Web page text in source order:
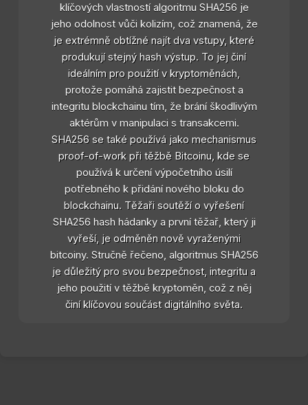
klíčových vlastností algoritmu SHA256 je
jeho odolnost vůči kolizím, což znamená, že
je extrémně obtížné najít dva vstupy, které
produkují stejný hash výstup. To jej činí
ideálním pro použití v kryptoměnách,
protože pomáhá zajistit bezpečnost a
integritu blockchainu tím, že brání škodlivým
aktérům v manipulaci s transakcemi.
SHA256 se také používá jako mechanismus
proof-of-work při těžbě Bitcoinu, kde se
používá k určení výpočetního úsilí
potřebného k přidání nového bloku do
blockchainu. Těžaři soutěží o vyřešení
SHA256 hash hádanky a první těžař, který ji
vyřeší, je odměněn nově vyraženými
bitcoiny. Stručně řečeno, algoritmus SHA256
je důležitý pro svou bezpečnost, integritu a
jeho použití v těžbě kryptoměn, což z něj
činí klíčovou součást digitálního světa.